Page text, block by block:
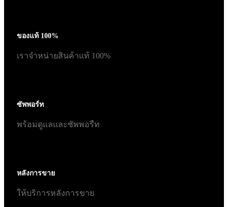
ของแท้ 100%
เราจำหน่ายสินค้าแท้ 100%
ซัพพอร์ท
พร้อมดูแลและซัพพอรืท
หลังการขาย
ให้บริการหลังการขาย